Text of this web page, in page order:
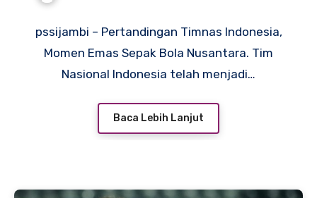
pssijambi – Pertandingan Timnas Indonesia,
Momen Emas Sepak Bola Nusantara. Tim
Nasional Indonesia telah menjadi…
Baca Lebih Lanjut